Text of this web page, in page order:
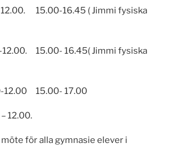
15.00-16.45 ( Jimmi fysiska
12.00. 15.00- 16.45( Jimmi fysiska
12.00 15.00- 17.00
12.00.
för alla gymnasie elever i